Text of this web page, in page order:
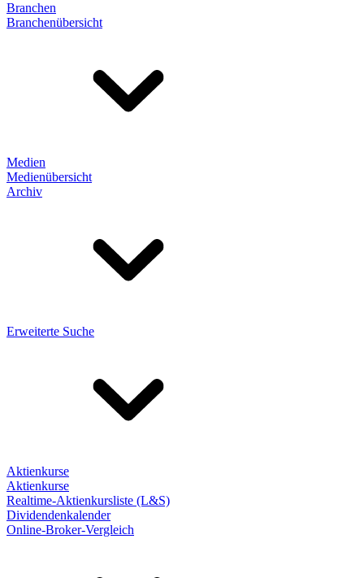
Branchen
Branchenübersicht
Medien
Medienübersicht
Archiv
Erweiterte Suche
Aktienkurse
Aktienkurse
Realtime-Aktienkursliste (L&S)
Dividendenkalender
Online-Broker-Vergleich